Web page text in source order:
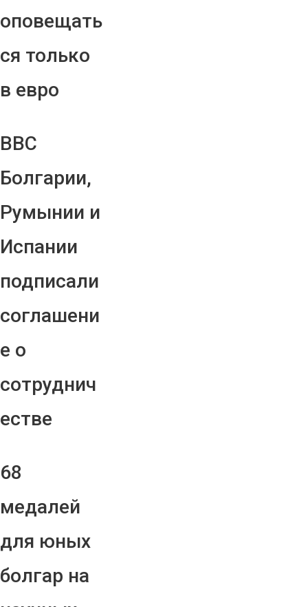
оповещать
ся только
в евро
ВВС
Болгарии,
Румынии и
Испании
подписали
соглашени
е о
сотруднич
естве
68
медалей
для юных
болгар на